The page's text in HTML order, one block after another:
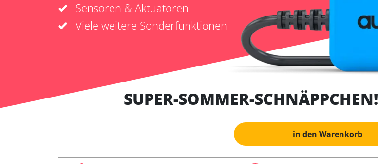
Sensoren & Aktuatoren
Viele weitere Sonderfunktionen
SUPER-SOMMER-SCHNÄPPCHEN!
in den Warenkorb